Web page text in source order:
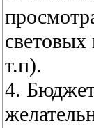
т.п).
4.